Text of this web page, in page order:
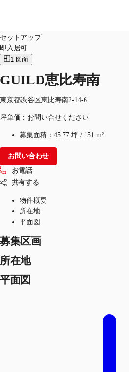
オフィス・事務所
倉庫・物流センター
記事
仲介会社様はこちらへ
お気に入り
JP
お電話 お問合せ
セットアップ
即入居可
1 図面
GUILD恵比寿南
東京都渋谷区恵比寿南2-14-6
坪単価：お問い合せください
募集面積： 45.77 坪 / 151 m²
お問い合わせ
お電話
共有する
物件概要
所在地
平面図
募集区画
所在地
平面図